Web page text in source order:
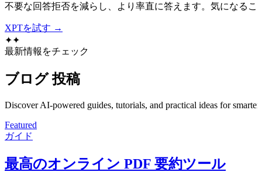
不要な回答拒否を減らし、より率直に答えます。気になる
XPTを試す →
✦✦
最新情報をチェック
ブログ 投稿
Discover AI-powered guides, tutorials, and practical ideas for
Featured
ガイド
最高のオンライン PDF 要約ツール